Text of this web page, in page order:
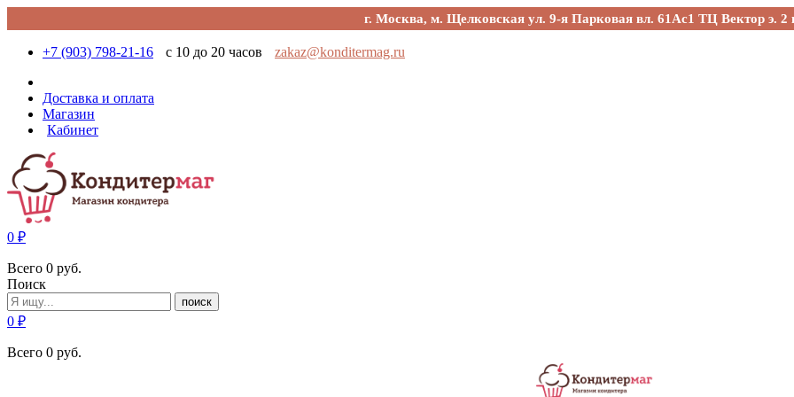
г. Москва, м. Щелковская ул. 9-я Парковая вл. 61Ас1 ТЦ Вектор э. 2
+7 (903) 798-21-16 с 10 до 20 часов zakaz@konditermag.ru
Доставка и оплата
Магазин
Кабинет
0 ₽
Всего 0 руб.
Поиск
поиск
0 ₽
Всего 0 руб.